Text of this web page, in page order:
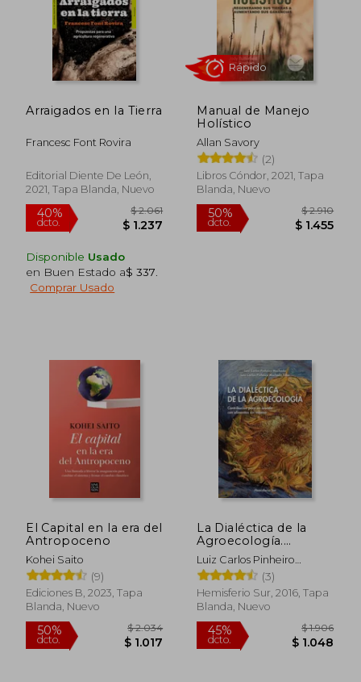
Arraigados en la Tierra
Francesc Font Rovira
Editorial Diente De León,
2021, Tapa Blanda, Nuevo
Disponible Usado
en Buen Estado a$ 337
Comprar Usado
Manual de Manejo
Holístico
Allan Savory
(2)
Libros Cóndor, 2021, Tapa
Blanda, Nuevo
dcto.
Rápido
El Capital en la era del
Antropoceno
Kohei Saito
(9)
Ediciones B, 2023, Tapa
Blanda, Nuevo
La Dialéctica de la
Agroecología.
Contribución Para un
Mundo con
Alimentos sin Veneno
Luiz Carlos Pinheiro
Machado, Luiz Carlos
Pinheiro
(3)
Hemisferio Sur, 2016, Tapa
Blanda, Nuevo